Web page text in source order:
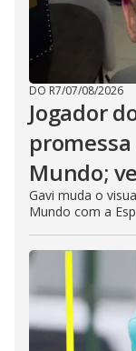
DO R7/07/08/2026
Jogador
Mundo;
Gavi muda o
Mundo com a